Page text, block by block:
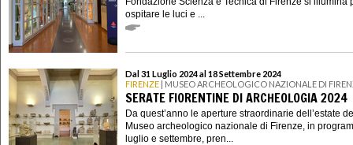
ospitare le luci e ...
Dal 31 Luglio 2024 al 18 Settembre 2024
FIRENZE | MUSEO ARCHEOLOGICO NAZIONALE DI
SERATE FIORENTINE DI ARCHEOLOGIA 2024
Da quest’anno le aperture straordinarie dell’estate
Museo archeologico nazionale di Firenze, in
luglio e settembre, pren...